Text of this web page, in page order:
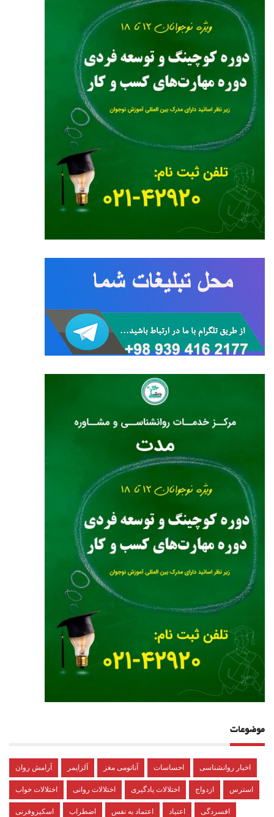
موضوعات
آرامش روان آلزایمر آناتومی مغز احساسات اخبار روانشناسی
اختلالات خواب اختلالات روانی اختلالات یادگیری ازدواج استرس
اسکیزوفرنی اضطراب اعتماد به نفس اعتیاد افسردگی